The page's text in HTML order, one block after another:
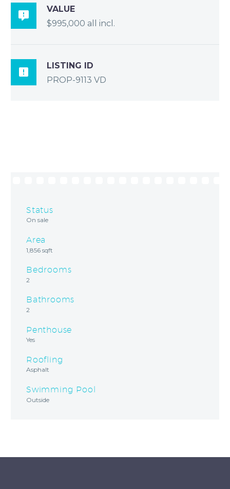

VALUE
$995,000 all incl.

LISTING ID
PROP-9113 VD
Status
On sale
Area
1,856 sqft
Bedrooms
2
Bathrooms
2
Penthouse
Yes
Roofling
Asphalt
Swimming Pool
Outside